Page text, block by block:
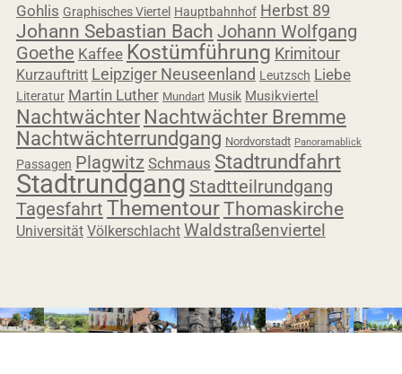
Gohlis Graphisches Viertel Hauptbahnhof Herbst 89
Johann Sebastian Bach Johann Wolfgang
Goethe Kaffee Kostümführung Krimitour
Kurzauftritt Leipziger Neuseenland Leutzsch Liebe
Literatur Martin Luther Mundart Musik Musikviertel
NachtwächterNachtwächter Bremme
Nachtwächterrundgang Nordvorstadt Panoramablick
Passagen Plagwitz Schmaus Stadtrundfahrt
Stadtrundgang Stadtteilrundgang
Tagesfahrt ThementourThomaskirche
Universität Völkerschlacht Waldstraßenviertel